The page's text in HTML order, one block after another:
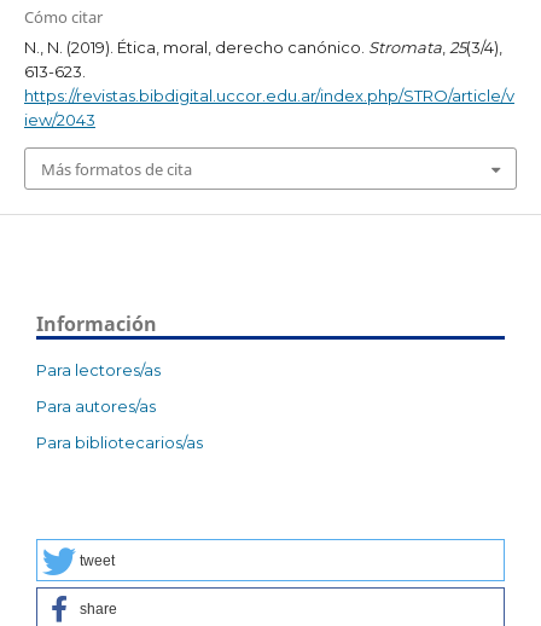
Cómo citar
N., N. (2019). Ética, moral, derecho canónico. Stromata,25(3/4),
613-623.
https://revistas.bibdigital.uccor.edu.ar/index.php/STRO/article/v
iew/2043
Más formatos de cita
Información
Para lectores/as
Para autores/as
Para bibliotecarios/as
tweet
share